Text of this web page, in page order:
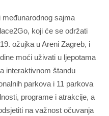
međunarodnog sajma
koji će se održati
ožujka u Areni Zagreb, i
moći uživati u ljepotama
interaktivnom štandu
parkova i 11 parkova
programe i atrakcije, a
na važnost očuvanja